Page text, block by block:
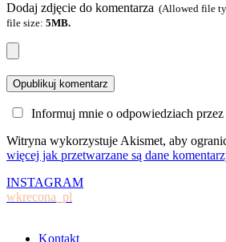
Dodaj zdjęcie do komentarza (Allowed file
file size: 5MB.
Informuj mnie o odpowiedziach przez
Witryna wykorzystuje Akismet, aby
więcej jak przetwarzane są dane
INSTAGRAM
wkrecona_pl
Kontakt